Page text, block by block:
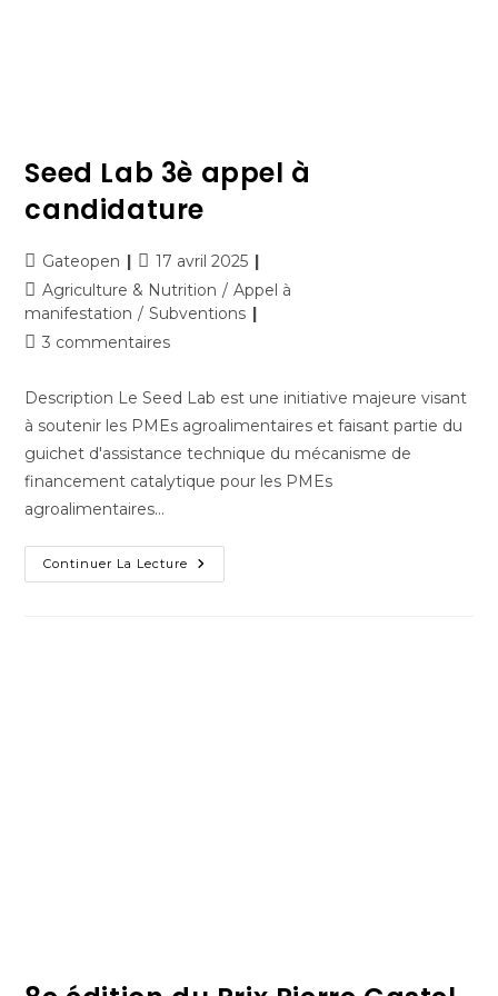
Seed Lab 3è appel à
candidature
Gateopen
17 avril 2025
Agriculture & Nutrition / Appel à
manifestation / Subventions
3 commentaires
Description Le Seed Lab est une initiative majeure visant
à soutenir les PMEs agroalimentaires et faisant partie du
guichet d'assistance technique du mécanisme de
financement catalytique pour les PMEs
agroalimentaires…
Continuer La Lecture